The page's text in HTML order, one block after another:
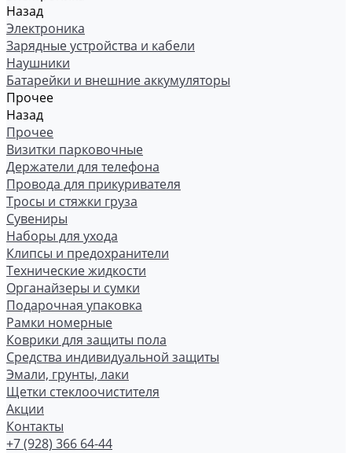
Назад
Электроника
Зарядные устройства и кабели
Наушники
Батарейки и внешние аккумуляторы
Прочее
Назад
Прочее
Визитки парковочные
Держатели для телефона
Провода для прикуривателя
Тросы и стяжки груза
Сувениры
Наборы для ухода
Клипсы и предохранители
Технические жидкости
Органайзеры и сумки
Подарочная упаковка
Рамки номерные
Коврики для защиты пола
Средства индивидуальной защиты
Эмали, грунты, лаки
Щетки стеклоочистителя
Акции
Контакты
+7 (928) 366 64-44